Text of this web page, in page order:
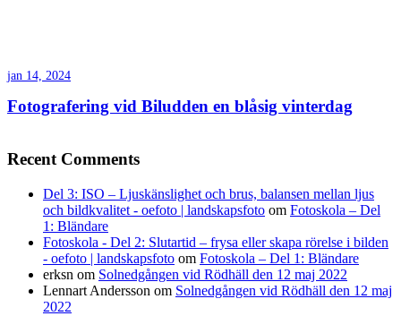
jan 14, 2024
Fotografering vid Biludden en blåsig vinterdag
Recent Comments
Del 3: ISO – Ljuskänslighet och brus, balansen mellan ljus
och bildkvalitet - oefoto | landskapsfoto om Fotoskola – Del
1: Bländare
Fotoskola - Del 2: Slutartid – frysa eller skapa rörelse i bilden
- oefoto | landskapsfoto om Fotoskola – Del 1: Bländare
erksn om Solnedgången vid Rödhäll den 12 maj 2022
Lennart Andersson om Solnedgången vid Rödhäll den 12 maj
2022